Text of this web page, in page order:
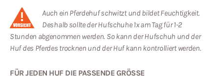
Auch ein Pferdehuf schwitzt und bildet Feuchtigkeit.
Deshalb sollte der Hufschuhe 1x am Tag für 1-2
Stunden abgenommen werden. So kann der Hufschuh und der
Huf des Pferdes trocknen und der Huf kann kontrolliert werden.
FÜR JEDEN HUF DIE PASSENDE GRÖSSE